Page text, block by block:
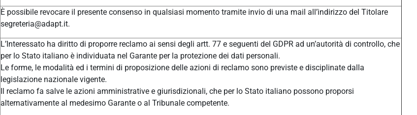
È possibile revocare il presente consenso in qualsiasi momento tramite invio di una mail all’indirizzo del Titolare
segreteria@adapt.it.
L’Interessato ha diritto di proporre reclamo ai sensi degli artt. 77 e seguenti del GDPR ad un’autorità di controllo, che
per lo Stato italiano è individuata nel Garante per la protezione dei dati personali.
Le forme, le modalità ed i termini di proposizione delle azioni di reclamo sono previste e disciplinate dalla
legislazione nazionale vigente.
Il reclamo fa salve le azioni amministrative e giurisdizionali, che per lo Stato italiano possono proporsi
alternativamente al medesimo Garante o al Tribunale competente.